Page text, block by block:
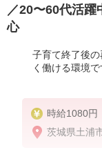
／20〜60代活躍
心
子育て終了後
く働ける環境で
時給1080円
茨城県土浦